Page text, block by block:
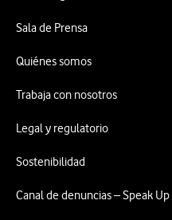
Sala de Prensa
Quiénes somos
Trabaja con nosotros
Legal y regulatorio
Sostenibilidad
Canal de denuncias – Speak Up